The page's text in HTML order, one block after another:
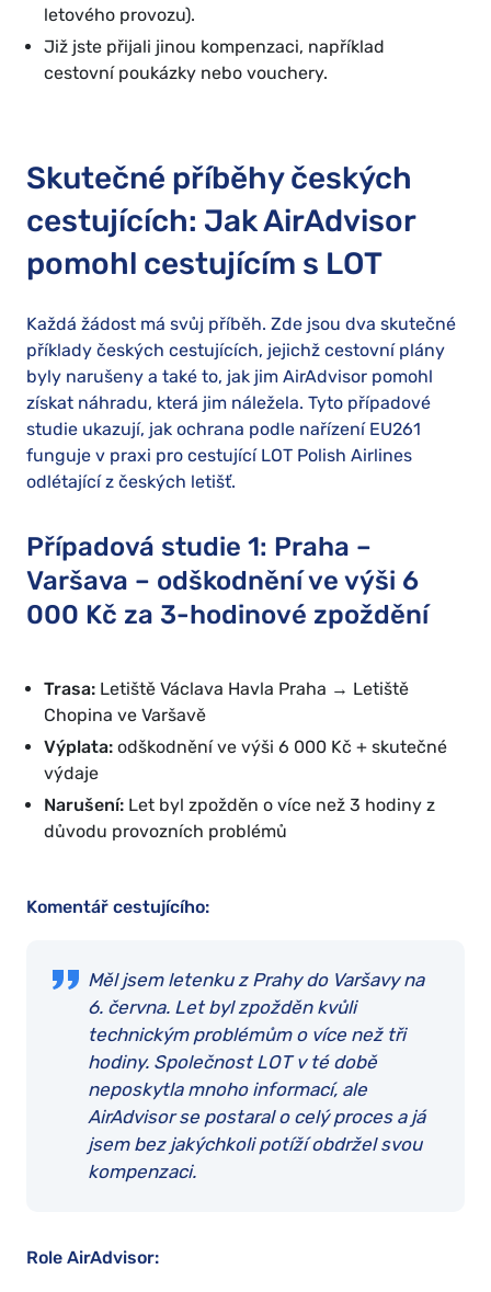
letového provozu).
Již jste přijali jinou kompenzaci, například
cestovní poukázky nebo vouchery.
Skutečné příběhy českých
cestujících: Jak AirAdvisor
pomohl cestujícím s LOT
Každá žádost má svůj příběh. Zde jsou dva skutečné
příklady českých cestujících, jejichž cestovní plány
byly narušeny a také to, jak jim AirAdvisor pomohl
získat náhradu, která jim náležela. Tyto případové
studie ukazují, jak ochrana podle nařízení EU261
funguje v praxi pro cestující LOT Polish Airlines
odlétající z českých letišť.
Případová studie 1: Praha –
Varšava – odškodnění ve výši 6
000 Kč za 3-hodinové zpoždění
Trasa: Letiště Václava Havla Praha → Letiště
Chopina ve Varšavě
Výplata: odškodnění ve výši 6 000 Kč + skutečné
výdaje
Narušení: Let byl zpožděn o více než 3 hodiny z
důvodu provozních problémů
Komentář cestujícího:
Měl jsem letenku z Prahy do Varšavy na
6. června. Let byl zpožděn kvůli
technickým problémům o více než tři
hodiny. Společnost LOT v té době
neposkytla mnoho informací, ale
AirAdvisor se postaral o celý proces a já
jsem bez jakýchkoli potíží obdržel svou
kompenzaci.
Role AirAdvisor: